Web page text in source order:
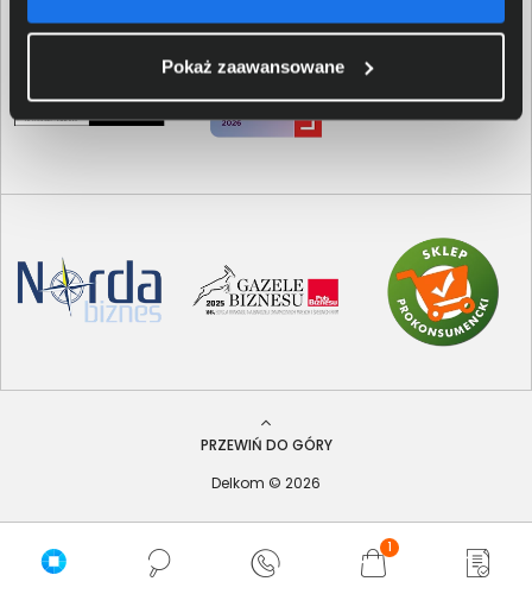
Pokaż zaawansowane
1
PRZEWIŃ DO GÓRY
Delkom © 2026